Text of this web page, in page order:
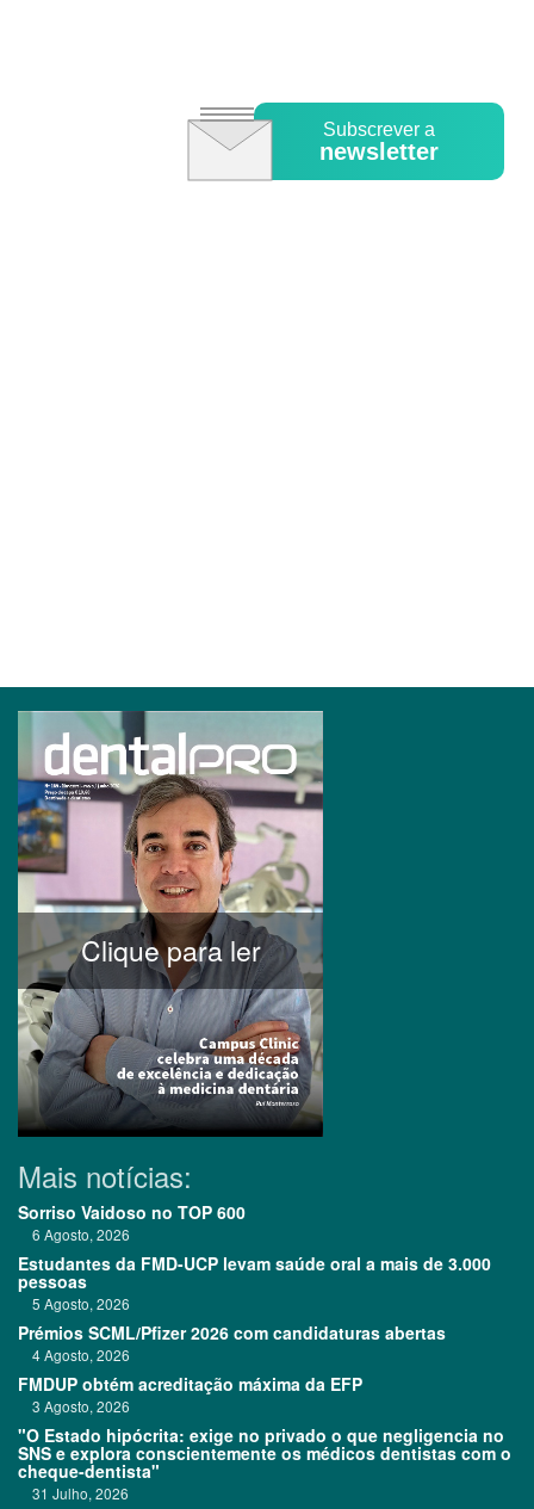
Subscrever a
newsletter
Clique para ler
Mais notícias:
Sorriso Vaidoso no TOP 600
6 Agosto, 2026
Estudantes da FMD-UCP levam saúde oral a mais de 3.000
pessoas
5 Agosto, 2026
Prémios SCML/Pfizer 2026 com candidaturas abertas
4 Agosto, 2026
FMDUP obtém acreditação máxima da EFP
3 Agosto, 2026
"O Estado hipócrita: exige no privado o que negligencia no
SNS e explora conscientemente os médicos dentistas com o
cheque-dentista"
31 Julho, 2026